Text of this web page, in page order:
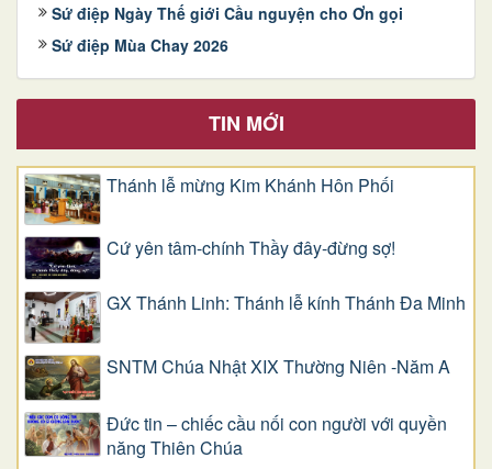
Sứ điệp Ngày Thế giới Cầu nguyện cho Ơn gọi
Sứ điệp Mùa Chay 2026
TIN MỚI
Thánh lễ mừng Kim Khánh Hôn Phối
Cứ yên tâm-chính Thầy đây-đừng sợ!
GX Thánh Linh: Thánh lễ kính Thánh Đa Minh
SNTM Chúa Nhật XIX Thường Niên -Năm A
Đức tin – chiếc cầu nối con người với quyền
năng Thiên Chúa